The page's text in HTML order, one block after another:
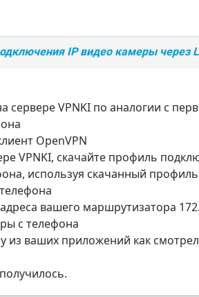
IP видео камеры через
сервере VPNKI по аналогии с
OpenVPN
VPNKI, скачайте профиль
используя скачанный
вашего маршрутизатора
с телефона
из ваших приложений как